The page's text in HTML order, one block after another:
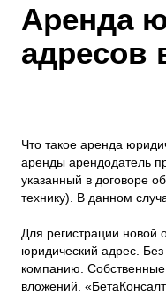
Аренда
адресов
Что такое аренда
аренды арендодатель
указанный в договоре
технику). В данном
Для регистрации новой
юридический адрес.
компанию.
вложений.